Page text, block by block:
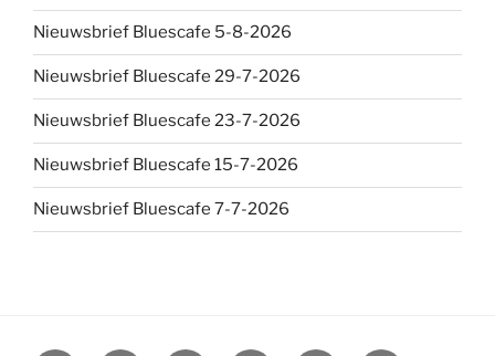
Nieuwsbrief Bluescafe 5-8-2026
Nieuwsbrief Bluescafe 29-7-2026
Nieuwsbrief Bluescafe 23-7-2026
Nieuwsbrief Bluescafe 15-7-2026
Nieuwsbrief Bluescafe 7-7-2026